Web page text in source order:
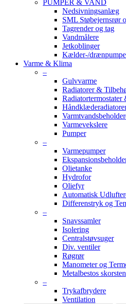
PUMPER & VAND
Nedsivningsanlæg
SML Støbejernsrør
Tagrender og tag
Vandmålere
Jetkoblinger
Kælder-/
Varme & Klima
–
Gulvvarme
Radiatorer &
Radiatortermostater
Varmevekslere
Pumper
–
Varmepumper
Olietanke
Hydrofor
Oliefyr
Automatisk
Differenstryk og
–
Snavssamler
Isolering
Centralstøvsuger
Div. ventiler
Røgrør
Manometer og
Metalbestos skorsten
–
Trykafbrydere
Ventilation